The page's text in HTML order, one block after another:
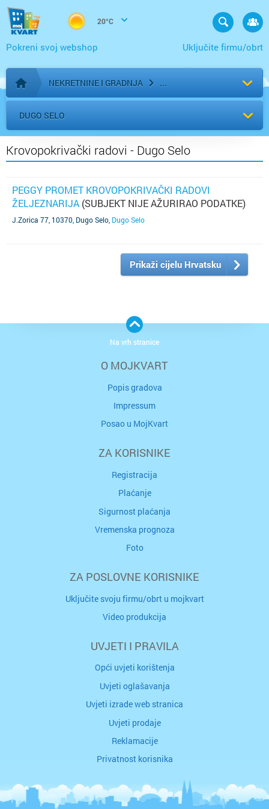
20°C
Uključite firmu/obrt
Pokreni svoj webshop
Početna stranica
NEKRETNINE I GRADNJA
DUGO SELO
Krovopokrivački radovi - Dugo Selo
PEGGY PROMET KROVOPOKRIVAČKI RADOVI
ŽELJEZNARIJA (SUBJEKT NIJE AŽURIRAO PODATKE)
J.Zorica 77, 10370, Dugo Selo Dugo Selo
Prikaži cijelu Hrvatsku
O MOJKVART
Popis gradova
Impressum
Posao u MojKvart
ZA KORISNIKE
Registracija
Plaćanje
Sigurnost plaćanja
Vremenska prognoza
Foto
ZA POSLOVNE KORISNIKE
Uključite svoju firmu/obrt u mojkvart
Video produkcija
UVJETI I PRAVILA
Opći uvjeti korištenja
Uvjeti oglašavanja
Uvjeti izrade web stranica
Uvjeti prodaje
Reklamacije
Privatnost korisnika
Na vrh stranice